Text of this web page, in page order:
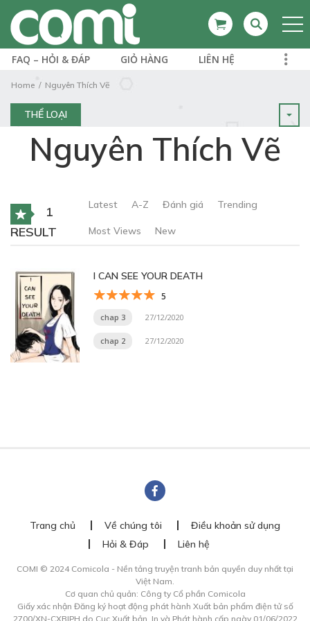
FAQ – HỎI & ĐÁP GIỎ HÀNG LIÊN HỆ
Home Nguyên Thích Vẽ
THỂ LOẠI
Nguyên Thích Vẽ
1
RESULT
Latest A-Z Đánh giá Trending
Most Views New
I CAN SEE YOUR DEATH
5
chap 3 27/12/2020
chap 2 27/12/2020
Trang chủ Về chúng tôi
Điều khoản sử dụng
Hỏi & Đáp
Liên hệ
COMI © 2024 Comicola - Nền tảng truyện tranh bản quyền duy nhất tại
Việt Nam.
Cơ quan chủ quản: Công ty Cổ phần Comicola
Giấy xác nhận Đăng ký hoạt động phát hành Xuất bản phẩm điện tử số
2700/XN-CXBIPH do Cục Xuất bản, In và Phát hành cấp ngày 01/06/2022